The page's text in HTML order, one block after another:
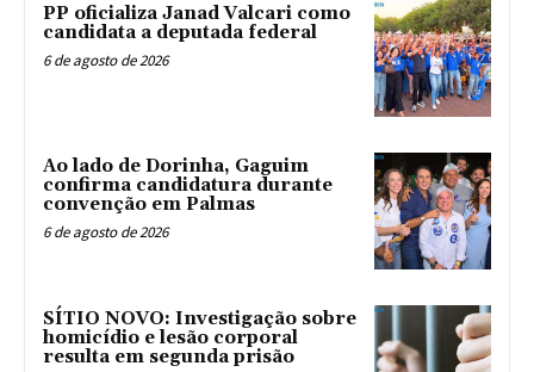
PP oficializa Janad Valcari como
candidata a deputada federal
6 de agosto de 2026
Ao lado de Dorinha, Gaguim
confirma candidatura durante
convenção em Palmas
6 de agosto de 2026
SÍTIO NOVO: Investigação sobre
homicídio e lesão corporal
resulta em segunda prisão